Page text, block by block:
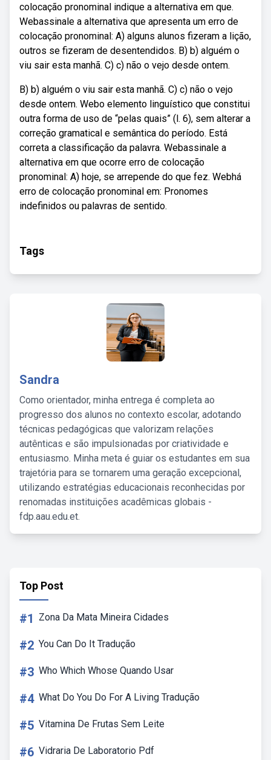
colocação pronominal indique a alternativa em que.
Webassinale a alternativa que apresenta um erro de
colocação pronominal: A) alguns alunos fizeram a lição,
outros se fizeram de desentendidos. B) b) alguém o
viu sair esta manhã. C) c) não o vejo desde ontem.
B) b) alguém o viu sair esta manhã. C) c) não o vejo
desde ontem. Webo elemento linguístico que constitui
outra forma de uso de “pelas quais” (l. 6), sem alterar a
correção gramatical e semântica do período. Está
correta a classificação da palavra. Webassinale a
alternativa em que ocorre erro de colocação
pronominal: A) hoje, se arrepende do que fez. Webhá
erro de colocação pronominal em: Pronomes
indefinidos ou palavras de sentido.
Tags
Sandra
Como orientador, minha entrega é completa ao
progresso dos alunos no contexto escolar, adotando
técnicas pedagógicas que valorizam relações
autênticas e são impulsionadas por criatividade e
entusiasmo. Minha meta é guiar os estudantes em sua
trajetória para se tornarem uma geração excepcional,
utilizando estratégias educacionais reconhecidas por
renomadas instituições acadêmicas globais -
fdp.aau.edu.et.
Top Post
#1 Zona Da Mata Mineira Cidades
#2 You Can Do It Tradução
#3 Who Which Whose Quando Usar
#4 What Do You Do For A Living Tradução
#5 Vitamina De Frutas Sem Leite
#6 Vidraria De Laboratorio Pdf